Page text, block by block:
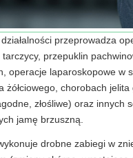
przeprowadza
przepuklin
operacje laparoskopowe w
żółciowego, chorobach
złośliwe) oraz innych
jamę brzuszną.
drobne zabiegi w